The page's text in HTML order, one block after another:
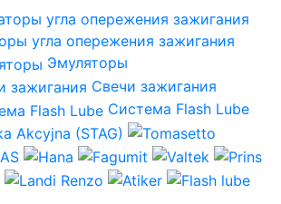
угла опережения зажигания
Эмуляторы
Свечи зажигания
Система Flash Lube